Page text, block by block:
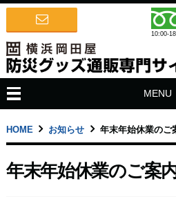
10:00-
MENU
HOME お知らせ 年末年始休業のご
年末年始休業のご案